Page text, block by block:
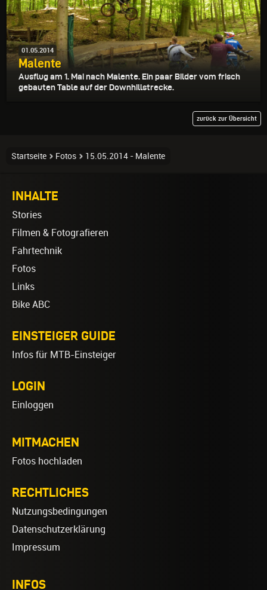
01.05.2014
Malente
Ausflug am 1. Mai nach Malente. Ein paar Bilder vom frisch
gebauten Table auf der Downhillstrecke.
zurück zur Übersicht
Startseite Fotos 15.05.2014 - Malente
INHALTE
Stories
Filmen & Fotografieren
Fahrtechnik
Fotos
Links
Bike ABC
EINSTEIGER GUIDE
Infos für MTB-Einsteiger
LOGIN
Einloggen
MITMACHEN
Fotos hochladen
RECHTLICHES
Nutzungsbedingungen
Datenschutzerklärung
Impressum
INFOS